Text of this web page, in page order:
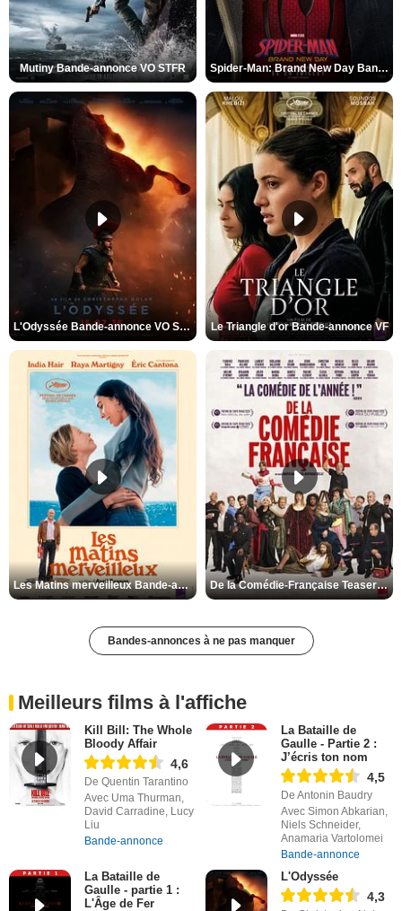
Mutiny Bande-annonce VO STFR Spider-Man: Brand New Day Bande-annonce VO STFR
L'Odyssée Bande-annonce VO STFR Le Triangle d'or Bande-annonce VF
Les Matins merveilleux Bande-annonce VF De la Comédie-Française Teaser VF
Bandes-annonces à ne pas manquer
Meilleurs films à l'affiche
Kill Bill: The Whole
Bloody Affair
4,6
De Quentin Tarantino
Avec Uma Thurman,
David Carradine, Lucy
Liu
Bande-annonce
La Bataille de
Gaulle - Partie 2 :
J’écris ton nom
4,5
De Antonin Baudry
Avec Simon Abkarian,
Niels Schneider,
Anamaria Vartolomei
Bande-annonce
La Bataille de
Gaulle - partie 1 :
L'Âge de Fer
L'Odyssée
4,3